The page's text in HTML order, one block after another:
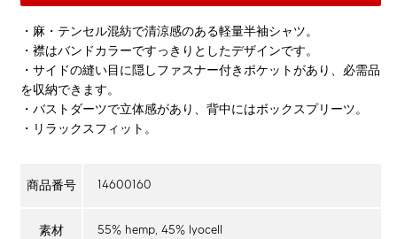
・麻・テンセル混紡で清涼感のある軽量半袖シャツ。
・襟はバンドカラーですっきりとしたデザインです。
・サイドの縫い目に隠しファスナー付きポケットがあり、必需品
を収納できます。
・バストダーツで立体感があり、背中にはボックスプリーツ。
・リラックスフィット。
商品番号 14600160
素材 55% hemp, 45% lyocell